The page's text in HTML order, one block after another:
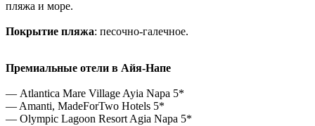
пляжа и море.
Покрытие пляжа: песочно-галечное.
Премиальные отели в Айя-Напе
— Atlantica Mare Village Ayia Napa 5*
— Amanti, MadeForTwo Hotels 5*
— Olympic Lagoon Resort Agia Napa 5*